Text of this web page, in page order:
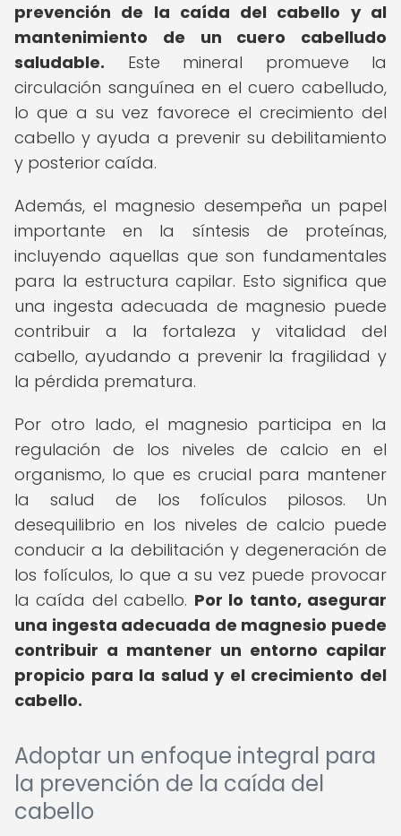
prevención de la caída del cabello y al
mantenimiento de un cuero cabelludo
saludable. Este mineral promueve la
circulación sanguínea en el cuero cabelludo,
lo que a su vez favorece el crecimiento del
cabello y ayuda a prevenir su debilitamiento
y posterior caída.
Además, el magnesio desempeña un papel
importante en la síntesis de proteínas,
incluyendo aquellas que son fundamentales
para la estructura capilar. Esto significa que
una ingesta adecuada de magnesio puede
contribuir a la fortaleza y vitalidad del
cabello, ayudando a prevenir la fragilidad y
la pérdida prematura.
Por otro lado, el magnesio participa en la
regulación de los niveles de calcio en el
organismo, lo que es crucial para mantener
la salud de los folículos pilosos. Un
desequilibrio en los niveles de calcio puede
conducir a la debilitación y degeneración de
los folículos, lo que a su vez puede provocar
la caída del cabello. Por lo tanto, asegurar
una ingesta adecuada de magnesio puede
contribuir a mantener un entorno capilar
propicio para la salud y el crecimiento del
cabello.
Adoptar un enfoque integral para
la prevención de la caída del
cabello